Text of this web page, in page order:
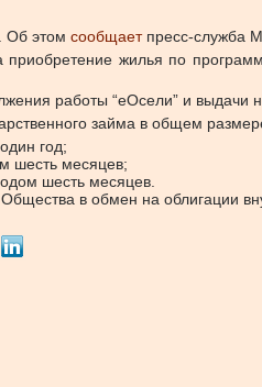
Об этом сообщаетпресс-служба
жилья по
работы “еОсели” и выдачи
займа в общем
год;
шесть месяцев;
шесть месяцев.
в обмен на облигации